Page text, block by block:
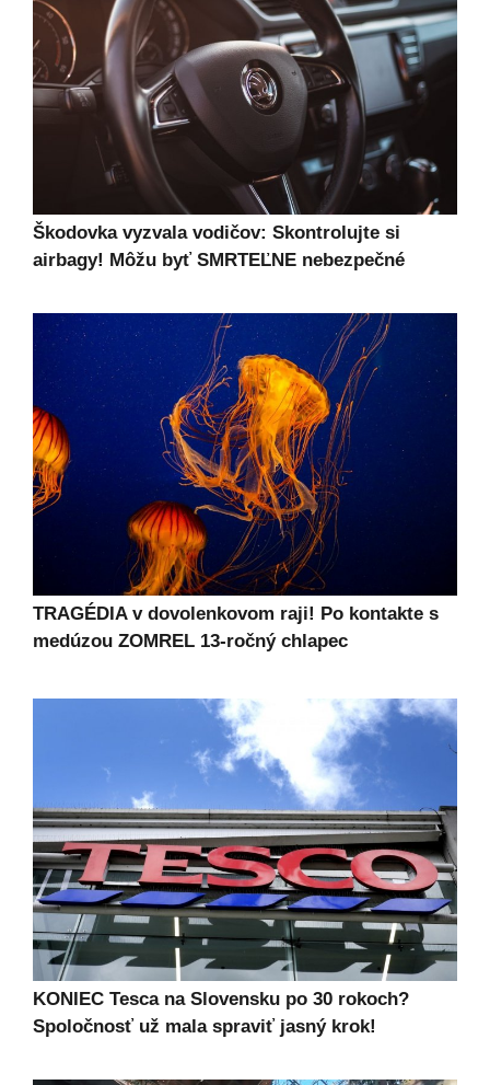
Škodovka vyzvala vodičov: Skontrolujte si
airbagy! Môžu byť SMRTEĽNE nebezpečné
TRAGÉDIA v dovolenkovom raji! Po kontakte s
medúzou ZOMREL 13-ročný chlapec
KONIEC Tesca na Slovensku po 30 rokoch?
Spoločnosť už mala spraviť jasný krok!